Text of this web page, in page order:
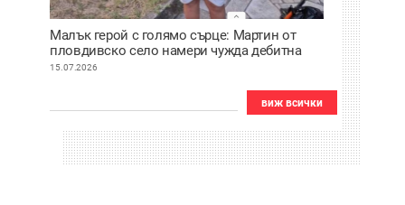
Малък герой с голямо сърце: Мартин от
пловдивско село намери чужда дебитна
карта и веднага я върна
15.07.2026
виж всички